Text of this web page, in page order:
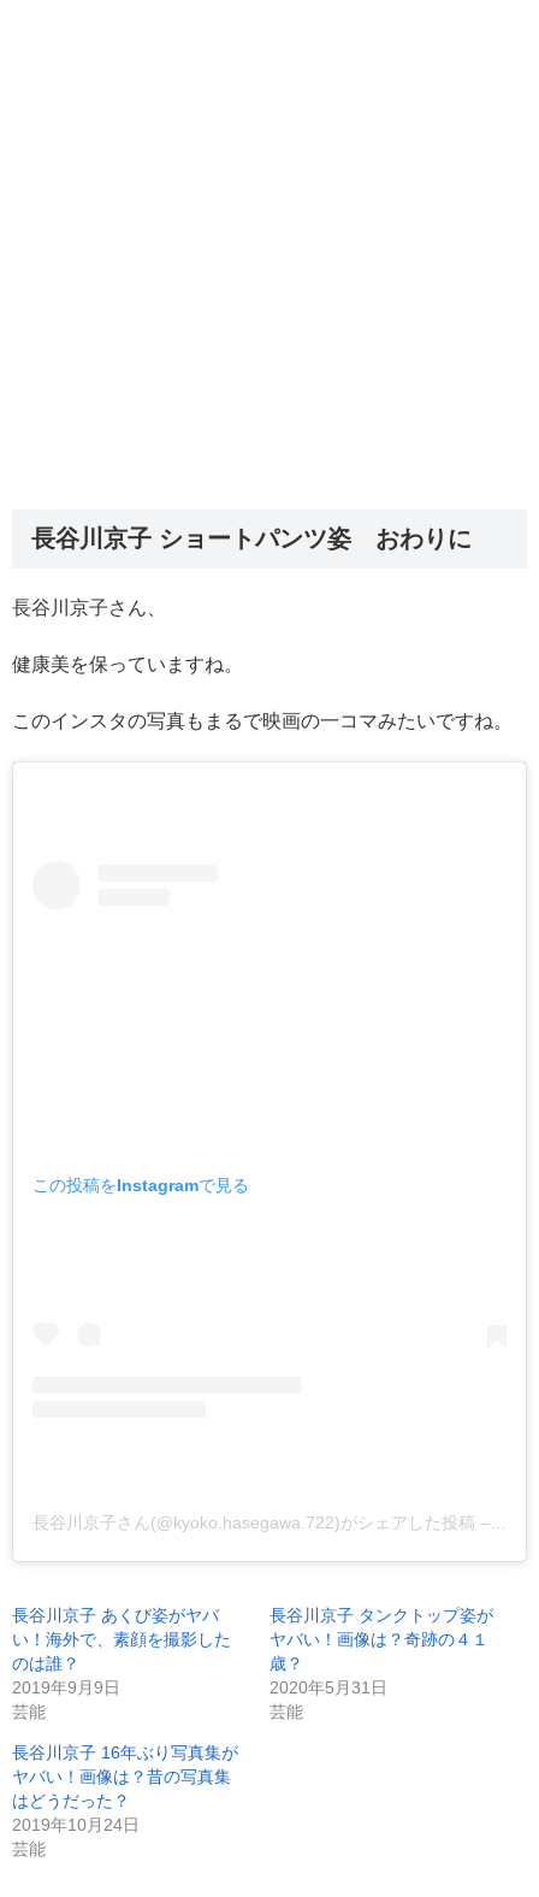
長谷川京子 ショートパンツ姿 おわりに
長谷川京子さん、
健康美を保っていますね。
このインスタの写真もまるで映画の一コマみたいですね。
この投稿をInstagramで見る
長谷川京子さん(@kyoko.hasegawa.722)がシェアした投稿 –
長谷川京子 あくび姿がヤバ
い！海外で、素顔を撮影した
のは誰？
2019年9月9日
芸能
長谷川京子 タンクトップ姿が
ヤバい！画像は？奇跡の４１
歳？
2020年5月31日
芸能
長谷川京子 16年ぶり写真集が
ヤバい！画像は？昔の写真集
はどうだった？
2019年10月24日
芸能